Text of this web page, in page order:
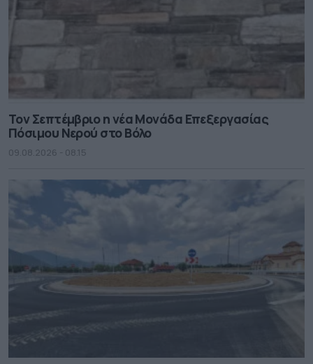
Τον Σεπτέμβριο η νέα Μονάδα Επεξεργασίας
Πόσιμου Νερού στο Βόλο
09.08.2026 - 08.15